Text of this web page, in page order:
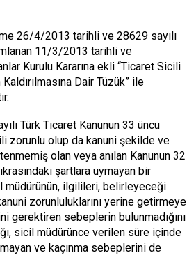
26/4/2013 tarihli ve 28629 sayılı
11/3/2013 tarihli ve
Kurulu Kararına ekli “Ticaret Sicili
Dair Tüzük” ile
Türk Ticaret Kanunun 33 üncü
zorunlu olup da kanuni şekilde ve
olan veya anılan Kanunun 32
şartlara uymayan bir
müdürünün, ilgilileri, belirleyeceği
zorunluluklarını yerine getirmeye
gerektiren sebeplerin bulunmadığını
sicil müdürünce verilen süre içinde
ve kaçınma sebeplerini de